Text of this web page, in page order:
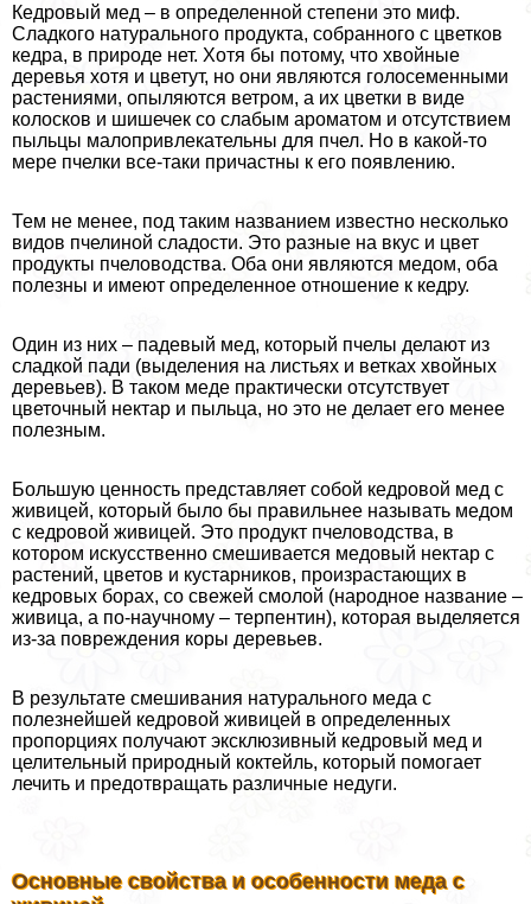
Кедровый мед – в определенной степени это миф.
Сладкого натурального продукта, собранного с цветков
кедра, в природе нет. Хотя бы потому, что хвойные
деревья хотя и цветут, но они являются голосеменными
растениями, опыляются ветром, а их цветки в виде
колосков и шишечек со слабым ароматом и отсутствием
пыльцы малопривлекательны для пчел. Но в какой-то
мере пчелки все-таки причастны к его появлению.
Тем не менее, под таким названием известно несколько
видов пчелиной сладости. Это разные на вкус и цвет
продукты пчеловодства. Оба они являются медом, оба
полезны и имеют определенное отношение к кедру.
Один из них – падевый мед, который пчелы делают из
сладкой пади (выделения на листьях и ветках хвойных
деревьев). В таком меде пpaктически отсутствует
цветочный нектар и пыльца, но это не делает его менее
полезным.
Большую ценность представляет собой кедровой мед с
живицей, который было бы правильнее называть медом
с кедровой живицей. Это продукт пчеловодства, в
котором искусственно смешивается медовый нектар с
растений, цветов и кустарников, произрастающих в
кедровых борах, со свежей смолой (народное название –
живица, а по-научному – терпентин), которая выделяется
из-за повреждения коры деревьев.
В результате смешивания натурального меда с
полезнейшей кедровой живицей в определенных
пропорциях получают эксклюзивный кедровый мед и
целительный природный коктейль, который помогает
лечить и предотвращать различные недуги.
Основные свойства и особенности меда с